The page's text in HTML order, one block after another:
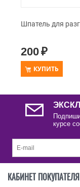
Шпатель для
200₽
КУПИТЬ
курсе
КАБИНЕТ ПОКУПАТЕЛЯ